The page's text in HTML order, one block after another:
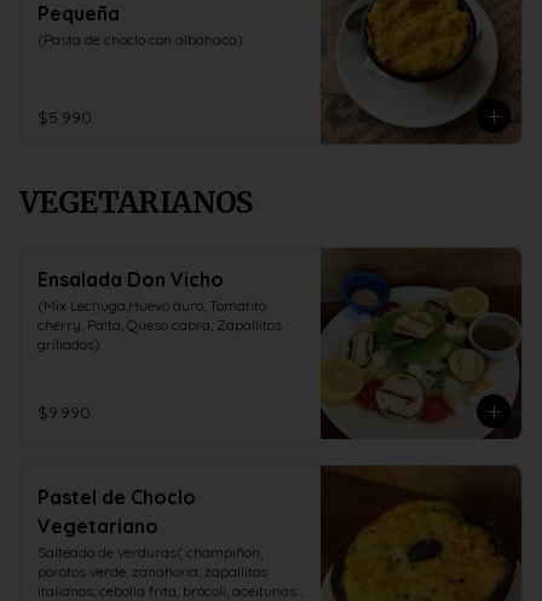
Pequeña
(Pasta de choclo con albahaca)
$5.990
VEGETARIANOS
Ensalada Don Vicho
(Mix Lechuga,Huevo duro, Tomatito
cherry, Palta, Queso cabra, Zapallitos
grillados)
$9.990
Pastel de Choclo
Vegetariano
Salteado de verduras( champiñon,
porotos verde, zanahoria, zapallitos
italianos, cebolla frita, brócoli, aceitunas,